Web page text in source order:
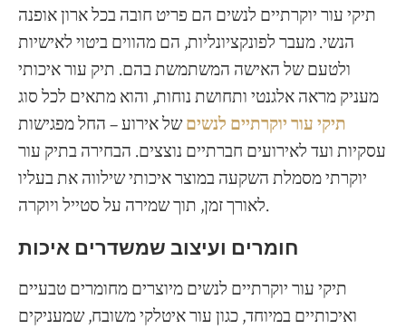
תיקי עור יוקרתיים לנשים הם פריט חובה בכל ארון אופנה
הנשי. מעבר לפונקציונליות, הם מהווים ביטוי לאישיות
ולטעם של האישה המשתמשת בהם. תיק עור איכותי
מעניק מראה אלגנטי ותחושת נוחות, והוא מתאים לכל סוג
תיקי עור יוקרתיים לנשיםשל אירוע – החל מפגישות
עסקיות ועד לאירועים חברתיים נוצצים. הבחירה בתיק עור
יוקרתי מסמלת השקעה במוצר איכותי שילווה את בעליו
לאורך זמן, תוך שמירה על סטייל ויוקרה.
חומרים ועיצוב שמשדרים איכות
תיקי עור יוקרתיים לנשים מיוצרים מחומרים טבעיים
ואיכותיים במיוחד, כגון עור איטלקי משובח, שמעניקים